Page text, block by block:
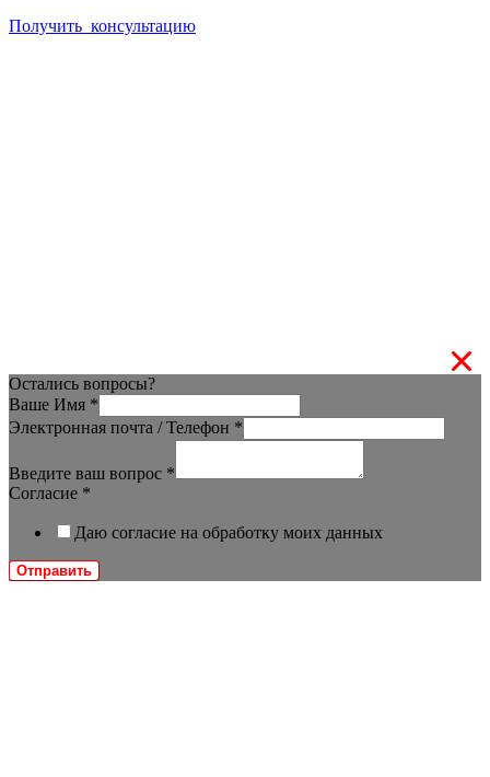
Получить консультацию
Остались вопросы?
Ваше Имя *
Электронная почта / Телефон *
Введите ваш вопрос *
Согласие *
Даю согласие на обработку моих данных
Отправить